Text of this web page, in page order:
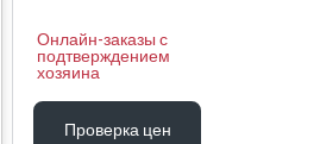
Онлайн-заказы с
подтверждением
хозяина
Проверка цен